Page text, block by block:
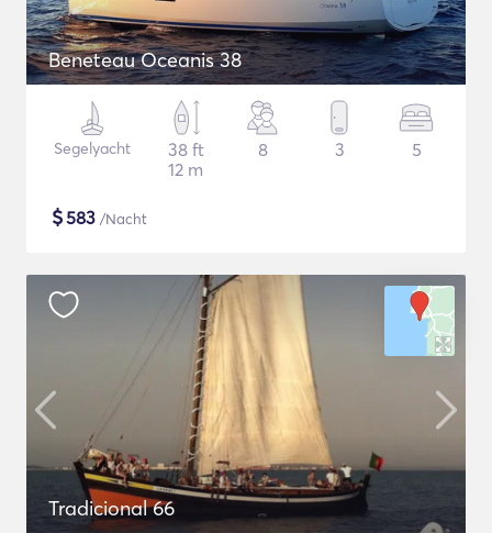
Beneteau Oceanis 38
Segelyacht
38 ft
12 m
8 3 5
$583 /Nacht
Tradicional 66